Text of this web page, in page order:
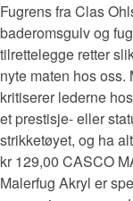
Fugrens fra Clas
baderomsgulv og
tilrettelegge retter
nyte maten hos
kritiserer lederne
et prestisje- eller
strikketøyet, og ha
kr 129,00 CASCO
Malerfug Akryl er